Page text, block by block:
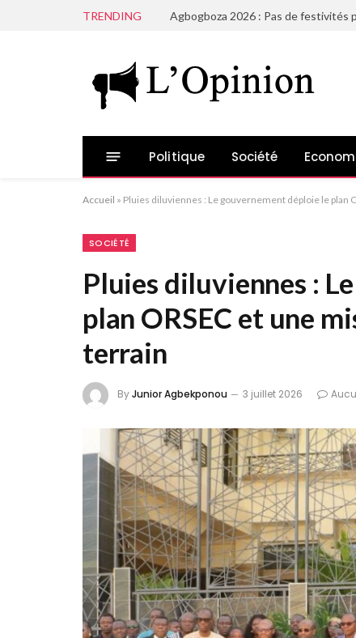
TRENDING Agbogboza 2026 : Pas de festivités
Politique Société
Accueil » Pluies diluviennes : Le gouvernement déploie le plan
SOCIÉTÉ
Pluies diluviennes :
plan ORSEC et une
terrain
ByJunior Agbekponou 3 juillet 2026